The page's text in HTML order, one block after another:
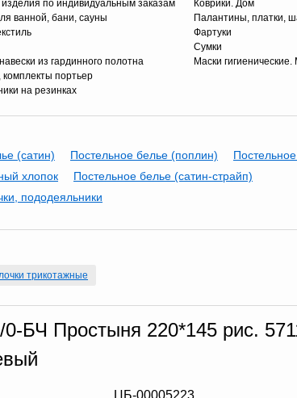
по индивидуальным заказам
ванной, бани, сауны
из гардинного полотна
портьер
на резинках
Коврики. Дом
Палантины, платки,
Фартуки
Сумки
Маски
(сатин) Постельное белье (поплин)
хлопок
Постельное белье (сатин-страйп)
пододеяльники
трикотажные
0-БЧ Простыня 220*145 рис.
ЦБ-00005223